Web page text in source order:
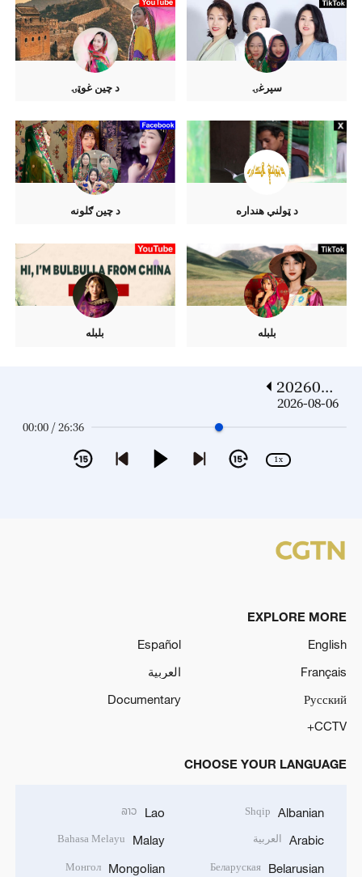
د چين غوټۍ سپرغۍ
د چين ګلونه د ټولنې هنداره
بلبله بلبله
00:00 / 26:36
2026080
6
2026-08-06
1x
EXPLORE MORE
English
Español
Français
العربية
Русский
Documentary
CCTV+
CHOOSE YOUR LANGUAGE
Albanian
Shqip
Arabic العربية
Belarusian
Беларуская
Lao
ລາວ
Malay
Bahasa Melayu
Mongolian
Монгол